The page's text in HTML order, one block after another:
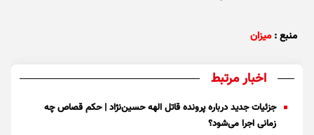
منبع : میزان
اخبار مرتبط
جزئیات جدید درباره پرونده قاتل الهه حسین‌نژاد | حکم قصاص چه
زمانی اجرا می‌شود؟